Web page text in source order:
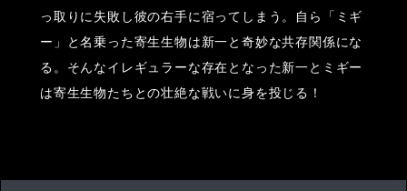
っ取りに失敗し彼の右手に宿ってしまう。自ら「ミギ
ー」と名乗った寄生生物は新一と奇妙な共存関係にな
る。そんなイレギュラーな存在となった新一とミギー
は寄生生物たちとの壮絶な戦いに身を投じる！